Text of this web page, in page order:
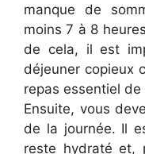
manque de
moins 7 à 8
de cela, il est
déjeuner copieux
repas essentiel
Ensuite, vous
de la journée. Il
reste hydraté et,